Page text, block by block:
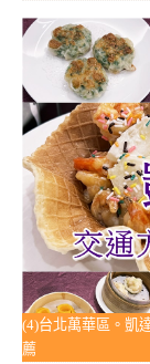
(4)台北萬華區。凱
薦